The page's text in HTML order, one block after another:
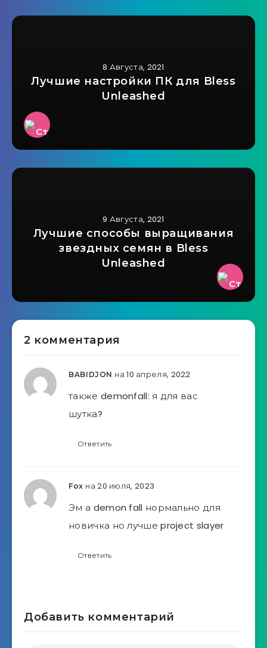
8 Августа, 2021
Лучшие настройки ПК для Bless
Unleashed
9 Августа, 2021
Лучшие способы выращивания
звездных семян в Bless
Unleashed
2 комментария
BABIDJON на 10 апреля, 2022
также demonfall: я для вас
шутка?
Ответить
Fox на 20 июля, 2023
Эм а demon fall нормально для
новичка но лучше project slayer
Ответить
Добавить комментарий